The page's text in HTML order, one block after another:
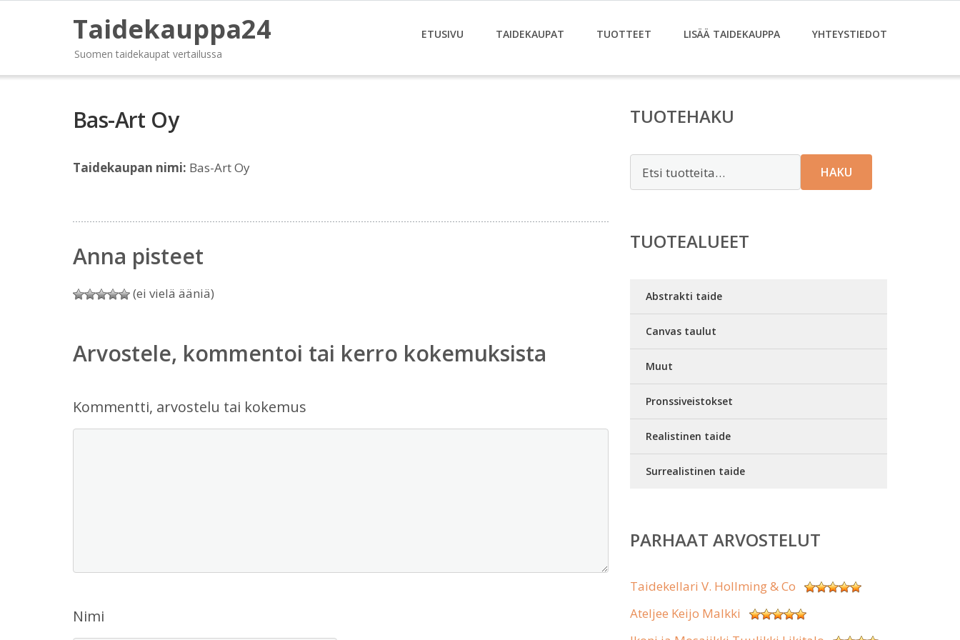
Taidekauppa24
Suomen taidekaupat vertailussa
ETUSIVU TAIDEKAUPAT TUOTTEET LISÄÄ TAIDEKAUPPA YHTEYSTIEDOT
Bas-Art Oy
Taidekaupan nimi: Bas-Art Oy
Anna pisteet
(ei vielä ääniä)
Arvostele, kommentoi tai kerro kokemuksista
Kommentti, arvostelu tai kokemus
Nimi
TUOTEHAKU
HAKU
TUOTEALUEET
Abstrakti taide
Canvas taulut
Muut
Pronssiveistokset
Realistinen taide
Surrealistinen taide
PARHAAT ARVOSTELUT
Taidekellari V. Hollming & Co
Ateljee Keijo Malkki